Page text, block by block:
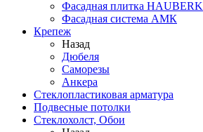
Фасадная плитка HAUBERK
Фасадная система АМК
Крепеж
Назад
Дюбеля
Саморезы
Анкера
Стеклопластиковая арматура
Подвесные потолки
Стеклохолст, Обои